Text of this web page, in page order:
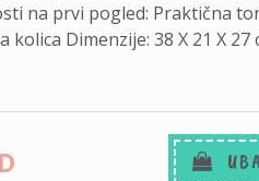
na prvi pogled: Praktična
Dimenzije: 38 X 21 X 27